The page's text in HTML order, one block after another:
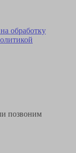
обработку
позвоним